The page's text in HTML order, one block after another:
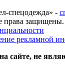
спецодежда» -
права защищены.
рекламной
сайте, не